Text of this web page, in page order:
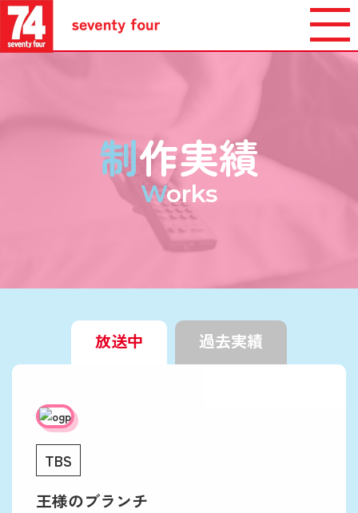
制作実績
Works
放送中 過去実績
TBS
王様のブランチ